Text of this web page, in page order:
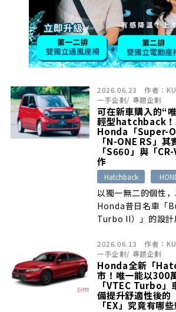
2026.06.23 作者：
一手企劃/ 專題企劃
可在新車購入的“
輕型hatchback！
Honda「Super-
「N-ONE RS」
「S660」與「
作
Hatchback
以獨一無二的個性
Honda昔日名車「
Turbo II）」的設
2026.06.13 作者：
一手企劃/ 專題企劃
Honda全新「
市！唯一能以300
「VTEC Turbo」
備提升舒適性後
「EX」究竟有哪